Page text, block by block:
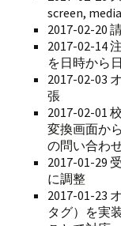
screen,
2017-02-20
2017-02-14
を日時から
2017-02-03
張
2017-02-01
変換画面か
の問い合わ
2017-01-29
に調整
2017-01-23
タグ）を実